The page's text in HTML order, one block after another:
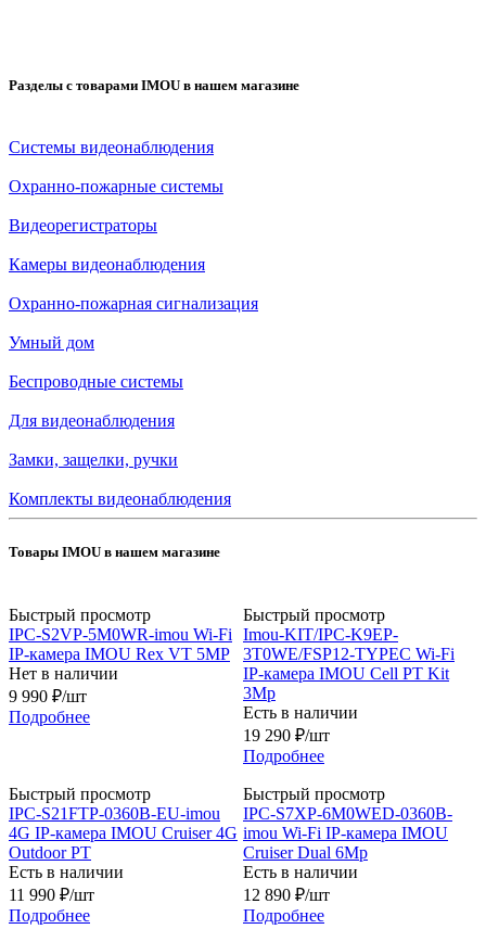
Разделы с товарами IMOU в нашем магазине
Системы видеонаблюдения
Охранно-пожарные системы
Видеорегистраторы
Камеры видеонаблюдения
Охранно-пожарная сигнализация
Умный дом
Беспроводные системы
Для видеонаблюдения
Замки, защелки, ручки
Комплекты видеонаблюдения
Товары IMOU в нашем магазине
Быстрый просмотр
IPC-S2VP-5M0WR-imou Wi-Fi
IP-камера IMOU Rex VT 5MP
Нет в наличии
9 990 ₽/шт
Подробнее
Быстрый просмотр
Imou-KIT/IPC-K9EP-
3T0WE/FSP12-TYPEC Wi-Fi
IP-камера IMOU Cell PT Kit
3Mp
Есть в наличии
19 290 ₽/шт
Подробнее
Быстрый просмотр
IPC-S21FTP-0360B-EU-imou
4G IP-камера IMOU Cruiser 4G
Outdoor PT
Есть в наличии
11 990 ₽/шт
Подробнее
Быстрый просмотр
IPC-S7XP-6M0WED-0360B-
imou Wi-Fi IP-камера IMOU
Cruiser Dual 6Mp
Есть в наличии
12 890 ₽/шт
Подробнее